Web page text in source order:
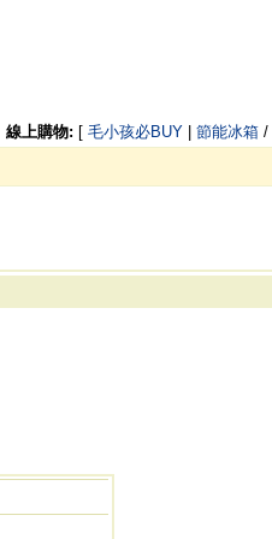
線上購物: [ 毛小孩必BUY| 節能冰箱/